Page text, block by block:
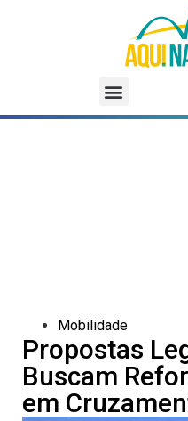
Mobilidade
Propostas
Buscam
em